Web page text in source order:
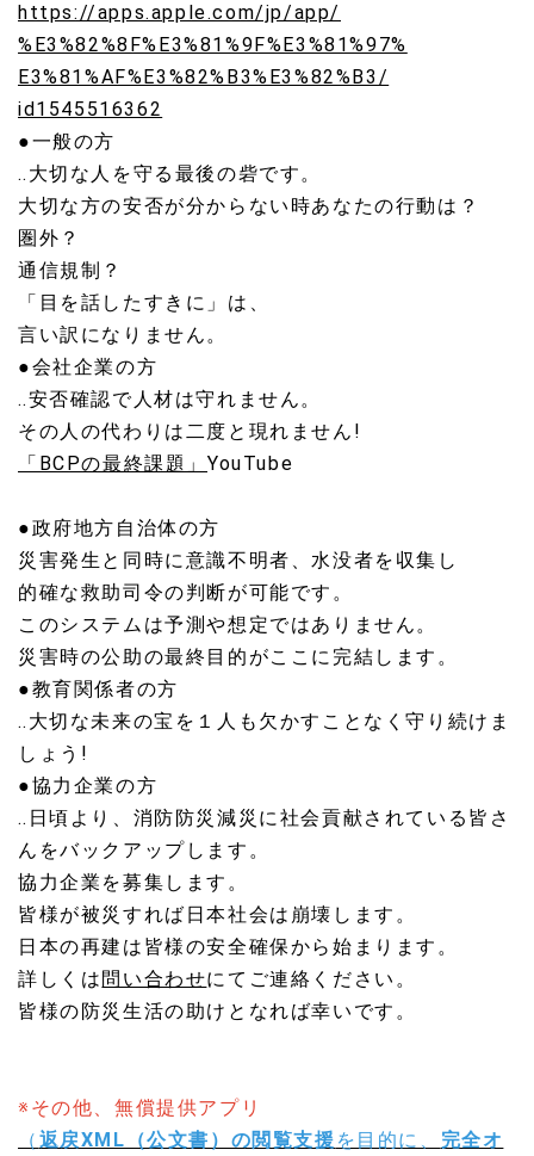
https://apps.apple.com/jp/app/
%E3%82%8F%E3%81%9F%E3%81%97%
E3%81%AF%E3%82%B3%E3%82%B3/
id1545516362
●一般の方
‥大切な人を守る最後の砦です。
大切な方の安否が分からない時あなたの行動は？
圏外？
通信規制？
「目を話したすきに」は、
言い訳になりません。
●会社企業の方
‥安否確認で人材は守れません。
その人の代わりは二度と現れません!
「BCPの最終課題」 YouTube
●政府地方自治体の方
災害発生と同時に意識不明者、水没者を収集し
的確な救助司令の判断が可能です。
このシステムは予測や想定ではありません。
災害時の公助の最終目的がここに完結します。
●教育関係者の方
‥大切な未来の宝を１人も欠かすことなく守り続けま
しょう!
●協力企業の方
‥日頃より、 消防防災減災に社会貢献されている皆さ
んをバックアップします。
協力企業を募集します。
皆様が被災すれば日本社会は崩壊します。
日本の再建は皆様の安全確保から始まります。
詳しくは問い合わせにてご連絡ください。
皆様の防災生活の助けとなれば幸いです。
※その他、無償提供アプリ
（ 返戻XML（公文書）の閲覧支援 を目的に、 完全オ